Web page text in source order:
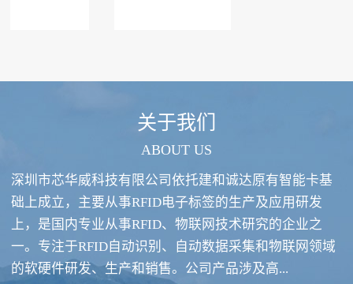
RFID酒类防伪系统方案 RFID智慧食堂系统
关于我们
ABOUT US
深圳市芯华威科技有限公司依托建和诚达原有智能卡基
础上成立，主要从事RFID电子标签的生产及应用研发
上，是国内专业从事RFID、物联网技术研究的企业之
一。专注于RFID自动识别、自动数据采集和物联网领域
的软硬件研发、生产和销售。公司产品涉及高...